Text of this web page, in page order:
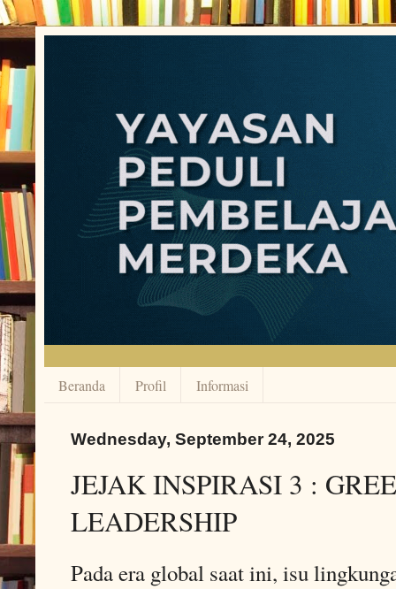
Beranda Profil Informasi
Wednesday, September 24, 2025
JEJAK INSPIRASI 3 :
LEADERSHIP
Pada era global saat ini, isu